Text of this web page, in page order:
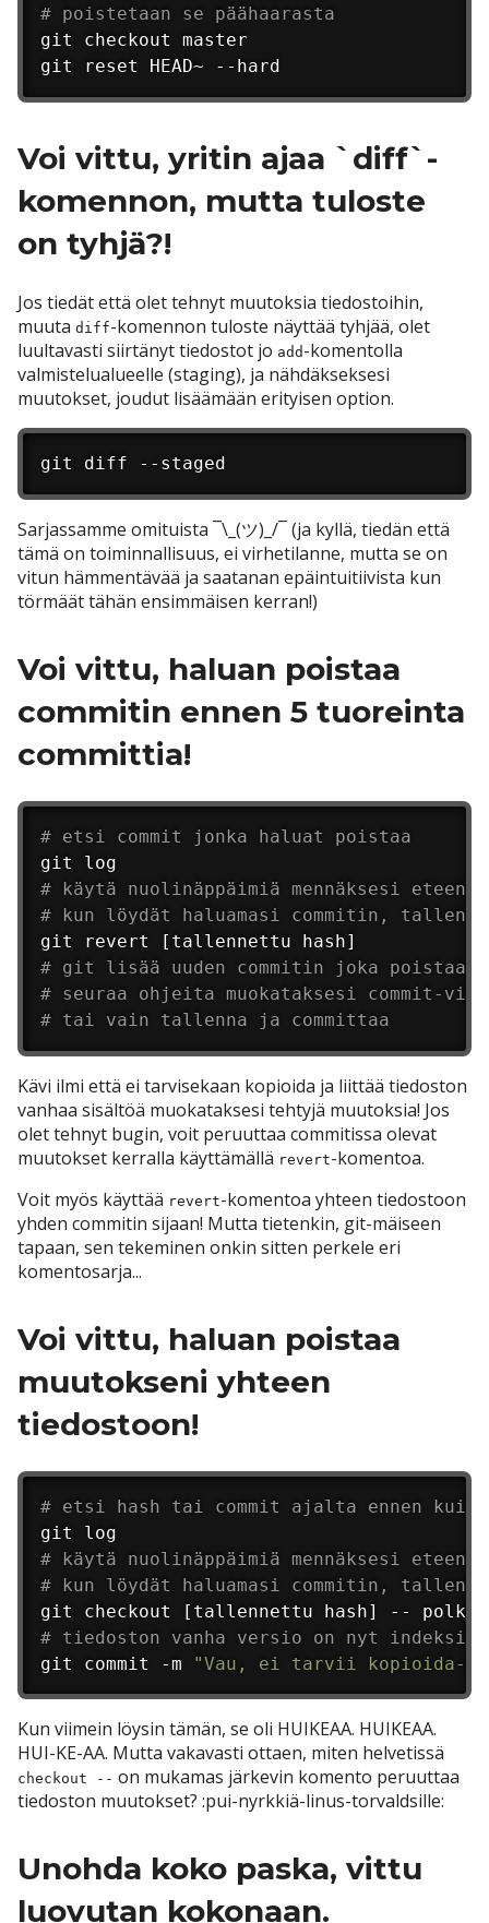
# poistetaan se päähaarasta
git checkout master
git reset HEAD~ --hard
Voi vittu, yritin ajaa `diff`-
komennon, mutta tuloste
on tyhjä?!
Jos tiedät että olet tehnyt muutoksia tiedostoihin,
muuta diff-komennon tuloste näyttää tyhjää, olet
luultavasti siirtänyt tiedostot jo add -komentolla
valmistelualueelle (staging), ja nähdäkseksesi
muutokset, joudut lisäämään erityisen option.
git diff --staged
Sarjassamme omituista ¯\_(ツ)_/¯ (ja kyllä, tiedän että
tämä on toiminnallisuus, ei virhetilanne, mutta se on
vitun hämmentävää ja saatanan epäintuitiivista kun
törmäät tähän ensimmäisen kerran!)
Voi vittu, haluan poistaa
commitin ennen 5 tuoreinta
committia!
# etsi commit jonka haluat poistaa
# käytä nuolinäppäimiä mennäksesi
# kun löydät haluamasi commitin, tallenna
# git lisää uuden commitin joka poistaa
# seuraa ohjeita muokataksesi commit-
# tai vain tallenna ja committaa
Kävi ilmi että ei tarvisekaan kopioida ja liittää tiedoston
vanhaa sisältöä muokataksesi tehtyjä muutoksia! Jos
olet tehnyt bugin, voit peruuttaa commitissa olevat
muutokset kerralla käyttämällä revert-komentoa.
Voit myös käyttää revert-komentoa yhteen tiedostoon
yhden commitin sijaan! Mutta tietenkin, git-mäiseen
tapaan, sen tekeminen onkin sitten perkele eri
komentosarja...
Voi vittu, haluan poistaa
muutokseni yhteen
tiedostoon!
# etsi hash tai commit ajalta ennen kuin
# käytä nuolinäppäimiä mennäksesi
# kun löydät haluamasi commitin, tallenna
# tiedoston vanha versio on nyt
git commit -m
"Vau, ei tarvii kopioida-
Kun viimein löysin tämän, se oli HUIKEAA. HUIKEAA.
HUI-KE-AA. Mutta vakavasti ottaen, miten helvetissä
checkout -- on mukamas järkevin komento peruuttaa
tiedoston muutokset? :pui-nyrkkiä-linus-torvaldsille:
Unohda koko paska, vittu
luovutan kokonaan.